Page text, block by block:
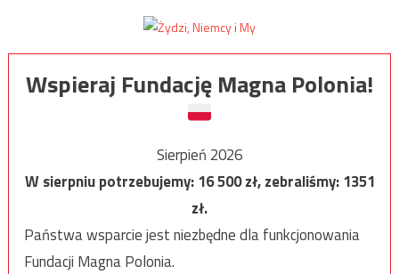
Wspieraj Fundację Magna Polonia!
Sierpień 2026
W sierpniu potrzebujemy:16 500zł, zebraliśmy:1351
zł.
Państwa wsparcie jest niezbędne dla funkcjonowania
Fundacji Magna Polonia.